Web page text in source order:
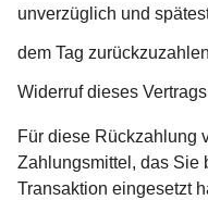
unverzüglich und
dem Tag
Widerruf dieses
Für diese Rückzahlung
Zahlungsmittel, das Sie
Transaktion eingesetzt